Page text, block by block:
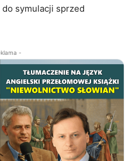
symulacji sprzed
-